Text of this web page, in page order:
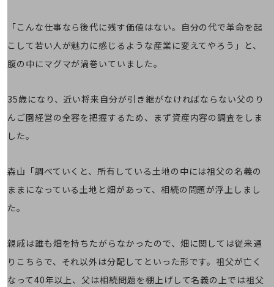
業界から見つける
運輸業
その他の業界はこちら
ビジネスお悩み診断
NTTドコモビジネス
モバイル・ICTサービスをオンラインで
法人向けモバイルトップ
はじめての方へ
「こんな仕事なら後代に残す価値はない。自分の代で革命を起
こして若い人が魅力に感じるような産業に変えてやろう」と、
腹の中にマグマが渦巻いていました。
35歳になり、近い将来自分が引き継がなければならない父のり
んご園経営の全容を把握するため、まず資産内容の調査をしま
した。
森山「調べていくと、所有している土地の中には祖父の名義の
ままになっている土地と畑があって、相続の問題が浮上しまし
た。
親戚は誰も畑を持ちたがらなかったので、畑に関しては従来通
りこちらで、それ以外は分配してといった形です。祖父が亡く
なって40年以上、父は相続問題を棚上げして名義の上では祖父